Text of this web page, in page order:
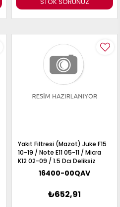
STOK SORUNUZ
Yakıt Filtresi (Mazot) Juke F15
10-19 / Note E11 05-11 / Micra
K12 02-09 / 1.5 Dcı Deliksiz
16400-00QAV
₺652,91